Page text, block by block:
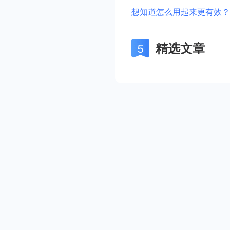
想知道怎么用起来更有效
精选文章